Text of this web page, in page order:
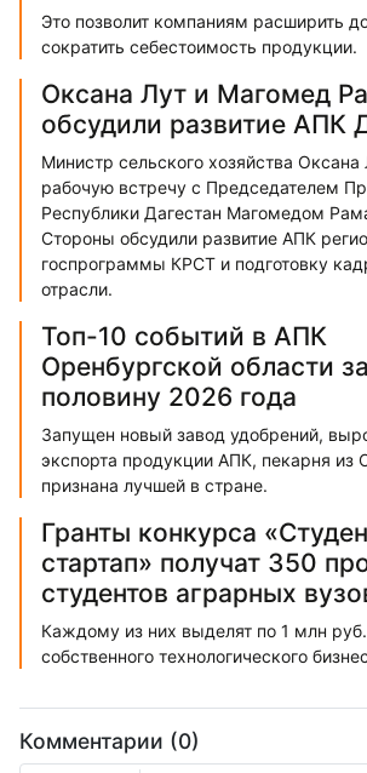
Это позволит компаниям расширить
сократить себестоимость продукции.
Оксана Лут и Магомед
обсудили развитие АПК
Министр сельского хозяйства Оксана
рабочую встречу с Председателем
Республики Дагестан Магомедом
Стороны обсудили развитие АПК
госпрограммы КРСТ и подготовку
отрасли.
Топ-10 событий в АПК
Оренбургской области
половину 2026 года
Запущен новый завод удобрений,
экспорта продукции АПК, пекарня из
признана лучшей в стране.
Гранты конкурса
стартап» получат 350
студентов аграрных
Каждому из них выделят по 1 млн
собственного технологического
Комментарии (0)